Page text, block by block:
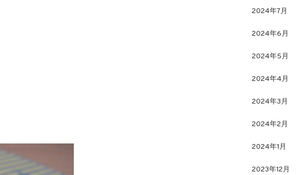
2024年7月
2024年6月
2024年5月
2024年4月
2024年3月
2024年2月
2024年1月
2023年12月